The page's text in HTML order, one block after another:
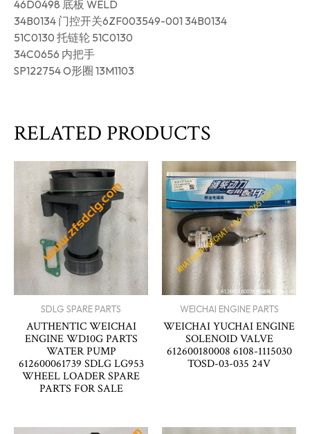
46D0498 底板 WELD
34B0134 门控开关6ZF003549-001 34B0134
51C0130 托链轮 51C0130
34C0656 内把手
SP122754 O形圈 13M1103
RELATED PRODUCTS
SDLG SPARE PARTS
AUTHENTIC WEICHAI
ENGINE WD10G PARTS
WATER PUMP
612600061739 SDLG LG953
WHEEL LOADER SPARE
PARTS FOR SALE
WEICHAI ENGINE PARTS
WEICHAI YUCHAI ENGINE
SOLENOID VALVE
612600180008 6108-1115030
TOSD-03-035 24V